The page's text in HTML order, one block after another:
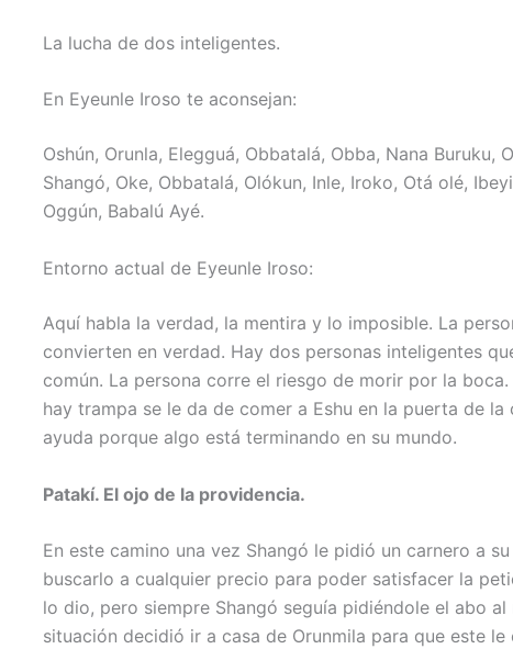
La lucha de dos inteligentes.
En Eyeunle Iroso te aconsejan:
Oshún, Orunla, Elegguá, Obbatalá, Obba, Nana Buruku,
Shangó, Oke, Obbatalá, Olókun, Inle, Iroko, Otá olé,
Oggún, Babalú Ayé.
Entorno actual de Eyeunle Iroso:
Aquí habla la verdad, la mentira y lo imposible. La
convierten en verdad. Hay dos personas inteligentes
común. La persona corre el riesgo de morir por la
hay trampa se le da de comer a Eshu en la puerta de la
ayuda porque algo está terminando en su mundo.
Patakí. El ojo de la providencia.
En este camino una vez Shangó le pidió un carnero a
buscarlo a cualquier precio para poder satisfacer la
lo dio, pero siempre Shangó seguía pidiéndole el abo
situación decidió ir a casa de Orunmila para que este le